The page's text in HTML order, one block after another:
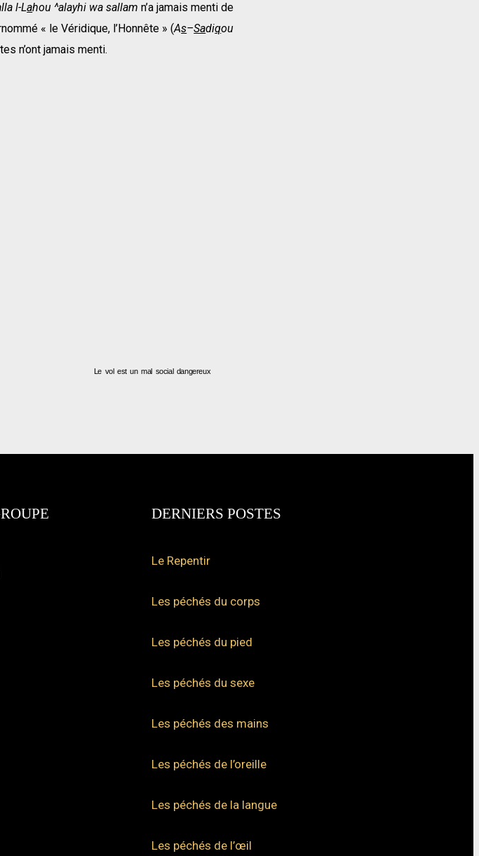
l-Lahou ^alayhi wa sallam n’a jamais menti de
« le Véridique, l’Honnête » (As–Sadiqou
n’ont jamais menti.
Le vol est un mal social dangereux
DERNIERS POSTES
Le Repentir
Les péchés du corps
Les péchés du pied
Les péchés du sexe
Les péchés des mains
Les péchés de l’oreille
Les péchés de la langue
Les péchés de l’œil